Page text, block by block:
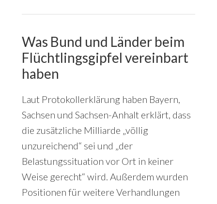
Was Bund und Länder beim
Flüchtlingsgipfel vereinbart
haben
Laut Protokollerklärung haben Bayern,
Sachsen und Sachsen-Anhalt erklärt, dass
die zusätzliche Milliarde „völlig
unzureichend“ sei und „der
Belastungssituation vor Ort in keiner
Weise gerecht“ wird. Außerdem wurden
Positionen für weitere Verhandlungen